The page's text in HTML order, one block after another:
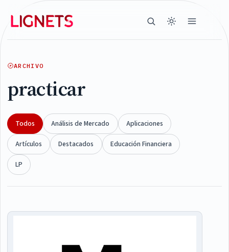
ARCHIVO
practicar
Todos Análisis de Mercado
Aplicaciones
Artículos
Destacados
Educación Financiera
LP
Articles